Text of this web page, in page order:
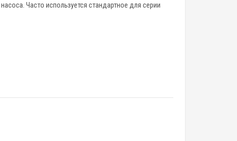
Часто используется стандартное для серии